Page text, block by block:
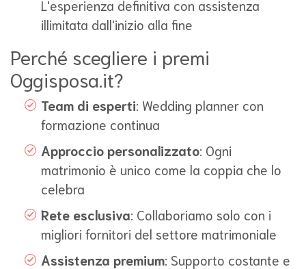
L'esperienza definitiva con assistenza
illimitata dall'inizio alla fine
Perché scegliere i premi
Oggisposa.it?
Team di esperti: Wedding planner con
formazione continua
Approccio personalizzato: Ogni
matrimonio è unico come la coppia che lo
celebra
Rete esclusiva: Collaboriamo solo con i
migliori fornitori del settore matrimoniale
Assistenza premium: Supporto costante e